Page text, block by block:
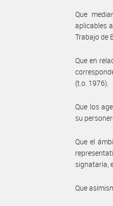
Que
aplicables
Trabajo de
Que en
(t.o. 1976).
Que los
su
Que el
signataria,
Que